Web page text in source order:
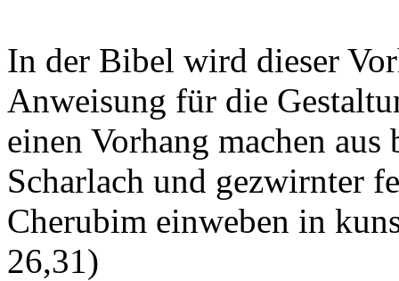
In der Bibel wird dieser
Anweisung für die
einen Vorhang machen
Scharlach und gezwirnter
Cherubim einweben in
26,31)